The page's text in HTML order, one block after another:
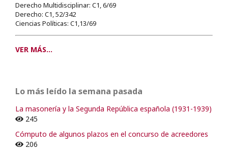
Derecho Multidisciplinar: C1, 6/69
Derecho: C1, 52/342
Ciencias Políticas: C1,13/69
VER MÁS...
Lo más leído la semana pasada
La masonería y la Segunda República española (1931-1939)
245
Cómputo de algunos plazos en el concurso de acreedores
206